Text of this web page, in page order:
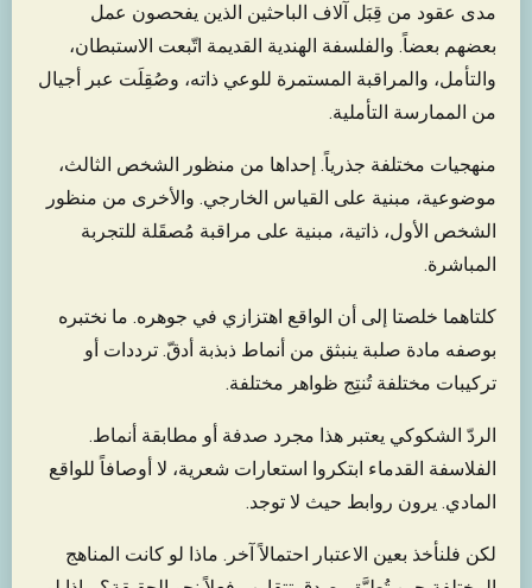
مدى عقود من قِبَل آلاف الباحثين الذين يفحصون عمل
بعضهم بعضاً. والفلسفة الهندية القديمة اتّبعت الاستبطان،
والتأمل، والمراقبة المستمرة للوعي ذاته، وصُقِلَت عبر أجيال
من الممارسة التأملية.
منهجيات مختلفة جذرياً. إحداها من منظور الشخص الثالث،
موضوعية، مبنية على القياس الخارجي. والأخرى من منظور
الشخص الأول، ذاتية، مبنية على مراقبة مُصقَلة للتجربة
المباشرة.
كلتاهما خلصتا إلى أن الواقع اهتزازي في جوهره. ما نختبره
بوصفه مادة صلبة ينبثق من أنماط ذبذبة أدقّ. ترددات أو
تركيبات مختلفة تُنتِج ظواهر مختلفة.
الردّ الشكوكي يعتبر هذا مجرد صدفة أو مطابقة أنماط.
الفلاسفة القدماء ابتكروا استعارات شعرية، لا أوصافاً للواقع
المادي. يرون روابط حيث لا توجد.
لكن فلنأخذ بعين الاعتبار احتمالاً آخر. ماذا لو كانت المناهج